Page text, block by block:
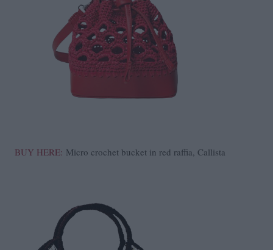
BUY HERE: Micro crochet bucket in red raffia, Callista